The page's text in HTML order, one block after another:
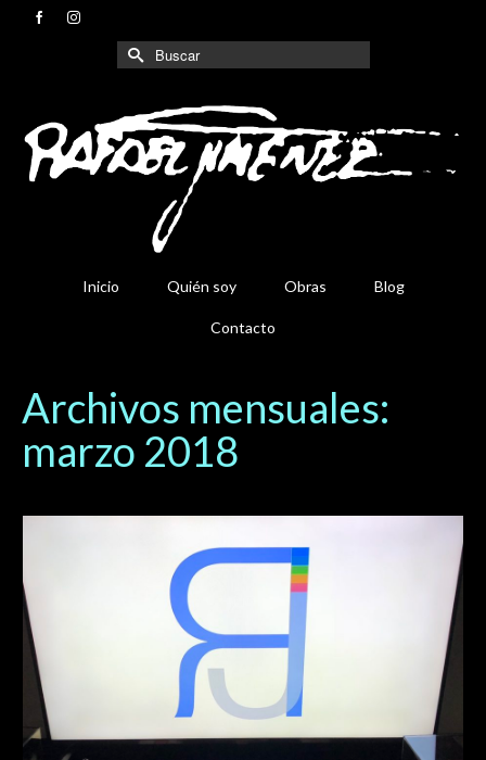
Buscar
por:
Inicio Quién soy Obras Blog
Contacto
Archivos mensuales:
marzo 2018